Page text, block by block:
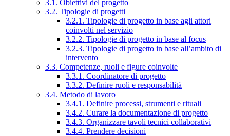
3.1. Obiettivi del progetto
3.2. Tipologie di progetti
3.2.1. Tipologie di progetto in base agli attori
coinvolti nel servizio
3.2.2. Tipologie di progetto in base al focus
3.2.3. Tipologie di progetto in base all’ambito di
intervento
3.3. Competenze, ruoli e figure coinvolte
3.3.1. Coordinatore di progetto
3.3.2. Definire ruoli e responsabilità
3.4. Metodo di lavoro
3.4.1. Definire processi, strumenti e rituali
3.4.2. Curare la documentazione di progetto
3.4.3. Organizzare tavoli tecnici collaborativi
3.4.4. Prendere decisioni